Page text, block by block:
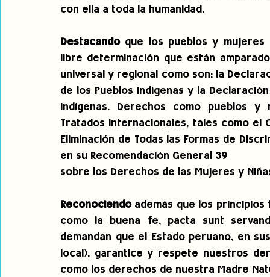
con ella a toda la humanidad.
Destacando que los pueblos y
libre determinación que están
universal y regional como son: la
de los Pueblos Indígenas y la
Indígenas. Derechos como pueblos
Tratados Internacionales, tales como el
Eliminación de Todas las Formas de
en su Recomendación General 39
sobre los Derechos de las Mujeres y
Reconociendo además que los principios
como la buena fe, pacta sunt
demandan que el Estado peruano, en
local), garantice y respete nuestros
como los derechos de nuestra Madre